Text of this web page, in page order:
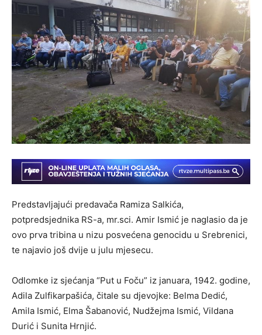
Predstavljajući predavača Ramiza Salkića,
potpredsjednika RS-a, mr.sci. Amir Ismić je naglasio da je
ovo prva tribina u nizu posvećena genocidu u Srebrenici,
te najavio još dvije u julu mjesecu.
Odlomke iz sjećanja “Put u Foču” iz januara, 1942. godine,
Adila Zulfikarpašića, čitale su djevojke: Belma Dedić,
Amila Ismić, Elma Šabanović, Nudžejma Ismić, Vildana
Durić i Sunita Hrnjić.